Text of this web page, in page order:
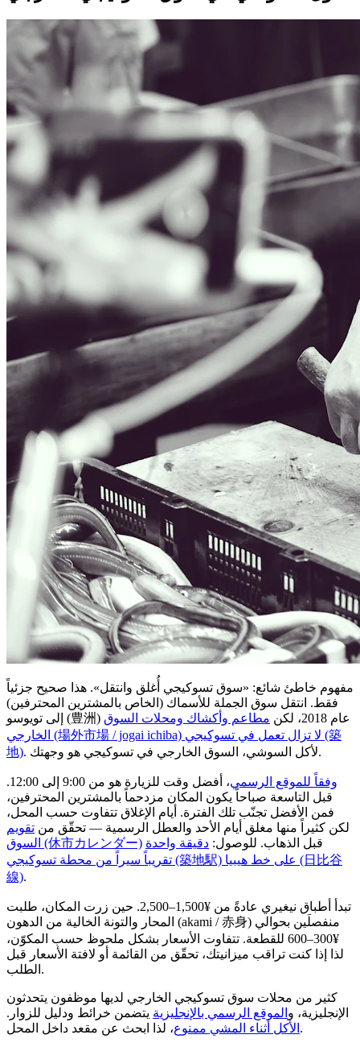
مفهوم خاطئ شائع: «سوق تسوكيجي أُغلق وانتقل». هذا صحيح جزئياً
فقط. انتقل سوق الجملة للأسماك (الخاص بالمشترين المحترفين)
إلى تويوسو (豊洲) عام 2018، لكن
مطاعم وأكشاك ومحلات السوق
الخارجي (場外市場 / jogai ichiba) لا تزال تعمل في تسوكيجي (築
地)
. لأكل السوشي، السوق الخارجي في تسوكيجي هو وجهتك.
وفقاً للموقع الرسمي
، أفضل وقت للزيارة هو من 9:00 إلى 12:00.
قبل التاسعة صباحاً يكون المكان مزدحماً بالمشترين المحترفين،
فمن الأفضل تجنّب تلك الفترة. أيام الإغلاق تتفاوت حسب المحل،
لكن كثيراً منها مغلق أيام الأحد والعطل الرسمية — تحقّق من تقويم
السوق (休市カレンダー)
قبل الذهاب. للوصول: دقيقة واحدة
تقريباً سيراً من محطة تسوكيجي (築地駅) على خط هيبيا (日比谷
線).
تبدأ أطباق نيغيري عادةً من ¥1,500–2,500. حين زرت المكان، طلبت
المحار والتونة الخالية من الدهون (akami / 赤身) منفصلَين بحوالي
¥300–600 للقطعة. تتفاوت الأسعار بشكل ملحوظ حسب المكوّن،
لذا إذا كنت تراقب ميزانيتك، تحقّق من القائمة أو لافتة الأسعار قبل
الطلب.
كثير من محلات سوق تسوكيجي الخارجي لديها موظفون يتحدثون
الإنجليزية، و الموقع الرسمي بالإنجليزية يتضمن خرائط ودليل للزوار.
الأكل أثناء المشي ممنوع ، لذا ابحث عن مقعد داخل المحل.